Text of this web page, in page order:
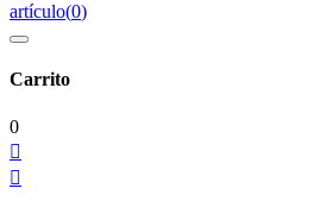
artículo(0)
Carrito
0

